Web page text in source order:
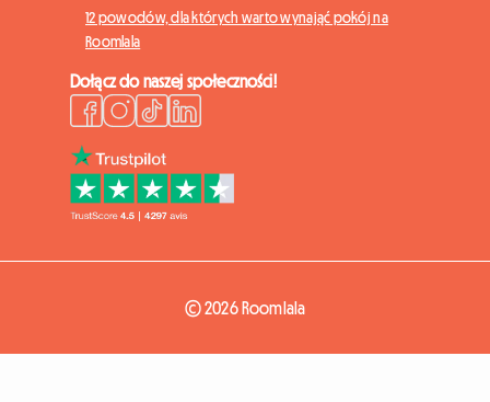
12 powodów, dla których warto wynająć pokój na
Roomlala
Dołącz do naszej społeczności!
© 2026 Roomlala